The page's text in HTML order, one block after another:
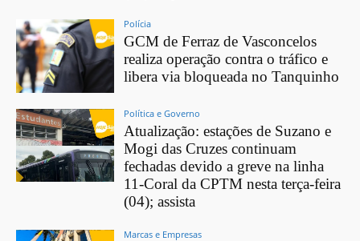
Polícia
GCM de Ferraz de Vasconcelos
realiza operação contra o tráfico e
libera via bloqueada no Tanquinho
Política e Governo
Atualização: estações de Suzano e
Mogi das Cruzes continuam
fechadas devido a greve na linha
11-Coral da CPTM nesta terça-feira
(04); assista
Marcas e Empresas